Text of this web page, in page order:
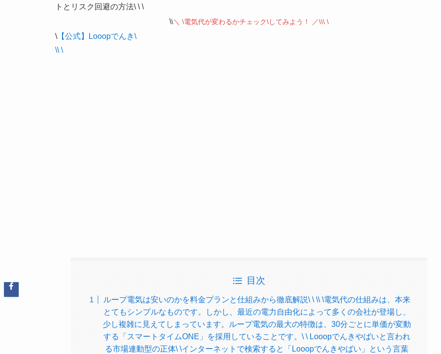
トとリスク回避の方法\ \ \
\\＼ \電気代が変わるかチェック\してみよう！ ／\\\ \
\ 【公式】Looopでんき\
\\ \
目次
ループ電気は安いのかを料金プランと仕組みから徹底解説\ \ \\ \電気代の仕組みは、本来
とてもシンプルなものです。しかし、最近の電力自由化によって多くの会社が登場し、
少し複雑に見えてしまっています。ループ電気の最大の特徴は、30分ごとに単価が変動
する「スマートタイムONE」を採用していることです。\ \ Looopでんきやばいと言われ
る市場連動型の正体\ \インターネットで検索すると「Looopでんきやばい」という言葉